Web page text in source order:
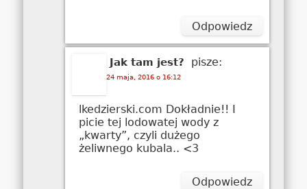
Odpowiedz
Jak tam jest? pisze:
24 maja, 2016 o 16:12
lkedzierski.com Dokładnie!! I
picie tej lodowatej wody z
„kwarty”, czyli dużego
żeliwnego kubala.. <3
Odpowiedz